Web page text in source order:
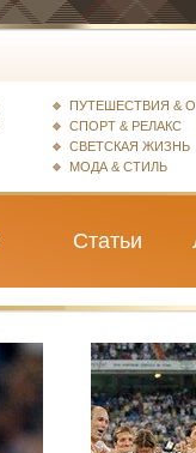
ПУТЕШЕСТВИЯ &
СПОРТ & РЕЛАКС
СВЕТСКАЯ ЖИЗНЬ
МОДА & СТИЛЬ
Статьи